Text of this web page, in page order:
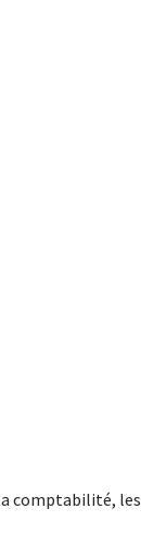
comptabilité,